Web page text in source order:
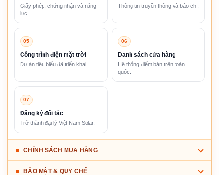
Giấy phép, chứng nhận và năng
lực.
Thông tin truyền thông và báo chí.
05
Công trình điện mặt trời
Dự án tiêu biểu đã triển khai.
06
Danh sách cửa hàng
Hệ thống điểm bán trên toàn
quốc.
07
Đăng ký đối tác
Trở thành đại lý Việt Nam Solar.
CHÍNH SÁCH MUA HÀNG
BẢO MẬT & QUY CHẾ